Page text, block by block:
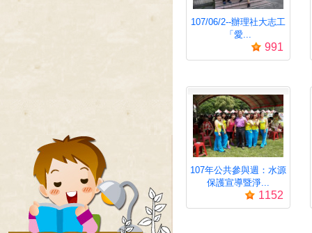
107/06/2--辦理社大志工
「愛...
991
107年公共參與週：水源
保護宣導暨淨...
1152